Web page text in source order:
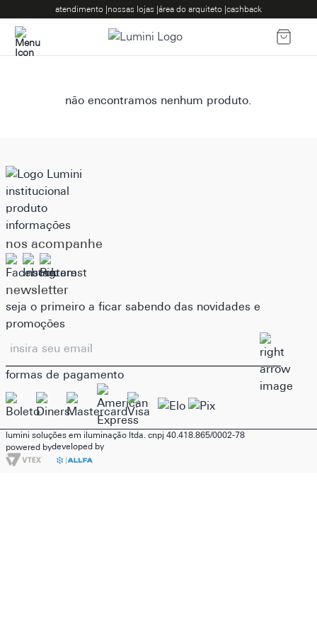
atendimento |nossas lojas |área do arquiteto |cashback
não encontramos nenhum produto.
institucional
produto
informações
nos acompanhe
newsletter
seja o primeiro a ficar sabendo das novidades e
promoções
formas de pagamento
lumini soluções em iluminação ltda. cnpj 40.418.865/0002-78
powered bydeveloped by